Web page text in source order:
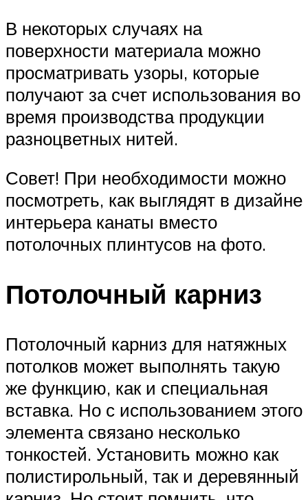
В некоторых случаях на
поверхности материала можно
просматривать узоры, которые
получают за счет использования во
время производства продукции
разноцветных нитей.
Совет! При необходимости можно
посмотреть, как выглядят в дизайне
интерьера канаты вместо
потолочных плинтусов на фото.
Потолочный карниз
Потолочный карниз для натяжных
потолков может выполнять такую
же функцию, как и специальная
вставка. Но с использованием этого
элемента связано несколько
тонкостей. Установить можно как
полистирольный, так и деревянный